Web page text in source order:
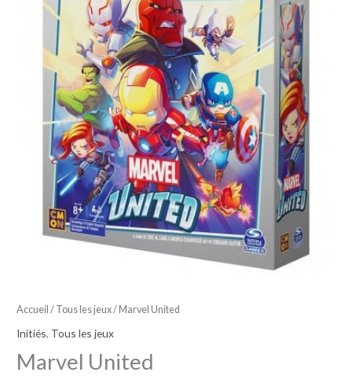
Accueil / Tous les jeux/ Marvel United
Initiés, Tous les jeux
Marvel United